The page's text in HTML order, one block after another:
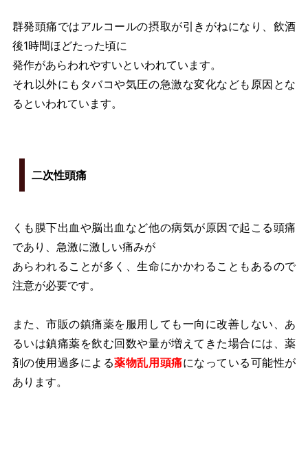
群発頭痛ではアルコールの摂取が引きがねになり、飲酒
後1時間ほどたった頃に
発作があらわれやすいといわれています。
それ以外にもタバコや気圧の急激な変化なども原因とな
るといわれています。
二次性頭痛
くも膜下出血や脳出血など他の病気が原因で起こる頭痛
であり、急激に激しい痛みが
あらわれることが多く、生命にかかわることもあるので
注意が必要です。
また、市販の鎮痛薬を服用しても一向に改善しない、あ
るいは鎮痛薬を飲む回数や量が増えてきた場合には、薬
剤の使用過多による薬物乱用頭痛になっている可能性が
あります。